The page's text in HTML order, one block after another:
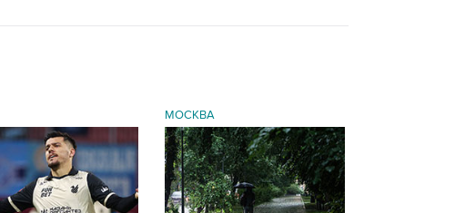
МОСКВА